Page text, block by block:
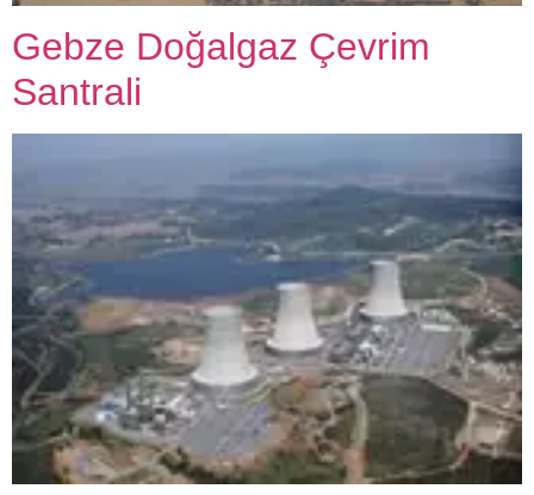
Gebze Doğalgaz Çevrim
Santrali